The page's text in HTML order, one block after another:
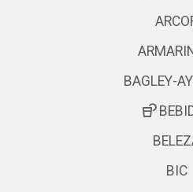
BAGLEY-
BIC